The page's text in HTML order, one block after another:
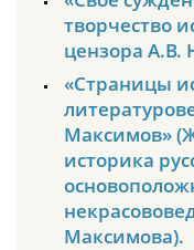
творчество
цензора А.В.
«Страницы
Максимов»
историка
Максимова).